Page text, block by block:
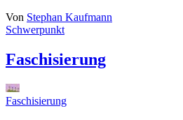
Von Stephan Kaufmann
Schwerpunkt
Faschisierung
Faschisierung